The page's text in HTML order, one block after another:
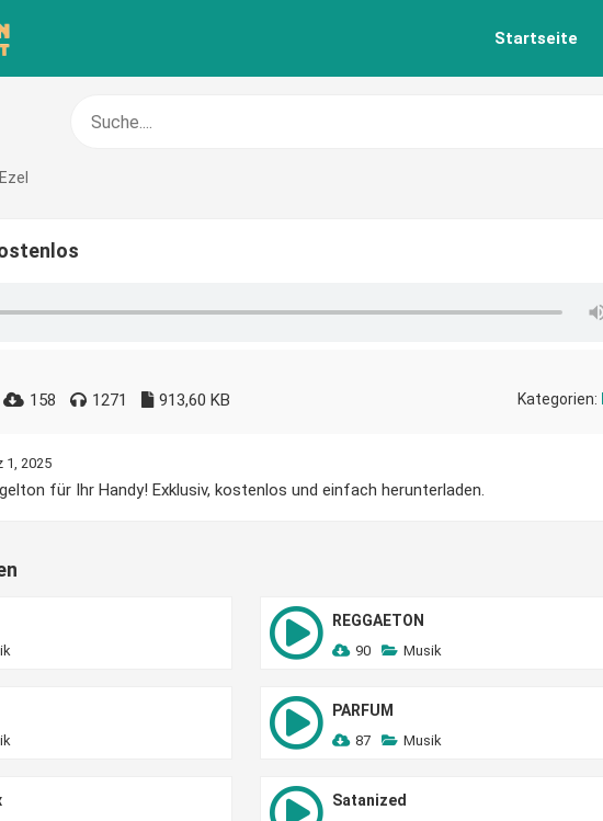
Startseite
Ezel
158 1271 913,60 KB Kategorien:
1, 2025
für Ihr Handy! Exklusiv, kostenlos und einfach herunterladen.
REGGAETON
90 Musik
PARFUM
87 Musik
Satanized